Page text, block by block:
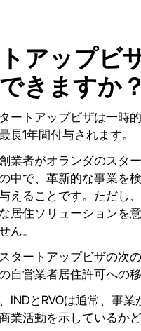
アップビ
きますか？
ートアップビザは一時
長1年間付与されます。
業者がオランダのスタ
中で、革新的な事業を
えることです。ただし
居住ソリューションを
ん。
タートアップビザの次
自営業者居住許可への移
INDとRVOは通常、事業
業活動を示しているか